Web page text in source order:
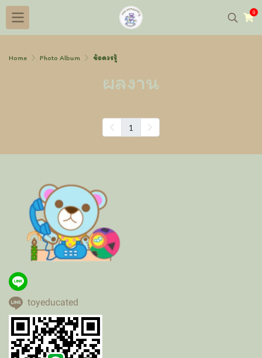
0
Home Photo Album ข้อควรรู้
ผลงาน
1
toyeducated